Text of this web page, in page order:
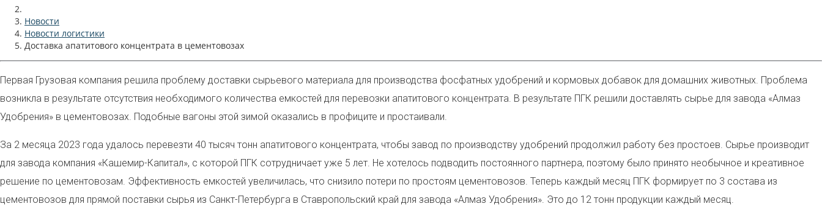
Новости
Новости логистики
Доставка апатитового концентрата в цементовозах
Первая Грузовая компания решила проблему доставки сырьевого материала для производства фосфатных удобрений и кормовых добавок для домашних животных. Проблема
возникла в результате отсутствия необходимого количества емкостей для перевозки апатитового концентрата. В результате ПГК решили доставлять сырье для завода «Алмаз
Удобрения» в цементовозах. Подобные вагоны этой зимой оказались в профиците и простаивали.
За 2 месяца 2023 года удалось перевезти 40 тысяч тонн апатитового концентрата, чтобы завод по производству удобрений продолжил работу без простоев. Сырье производит
для завода компания «Кашемир-Капитал», с которой ПГК сотрудничает уже 5 лет. Не хотелось подводить постоянного партнера, поэтому было принято необычное и креативное
решение по цементовозам. Эффективность емкостей увеличилась, что снизило потери по простоям цементовозов. Теперь каждый месяц ПГК формирует по 3 состава из
цементовозов для прямой поставки сырья из Санкт-Петербурга в Ставропольский край для завода «Алмаз Удобрения». Это до 12 тонн продукции каждый месяц.